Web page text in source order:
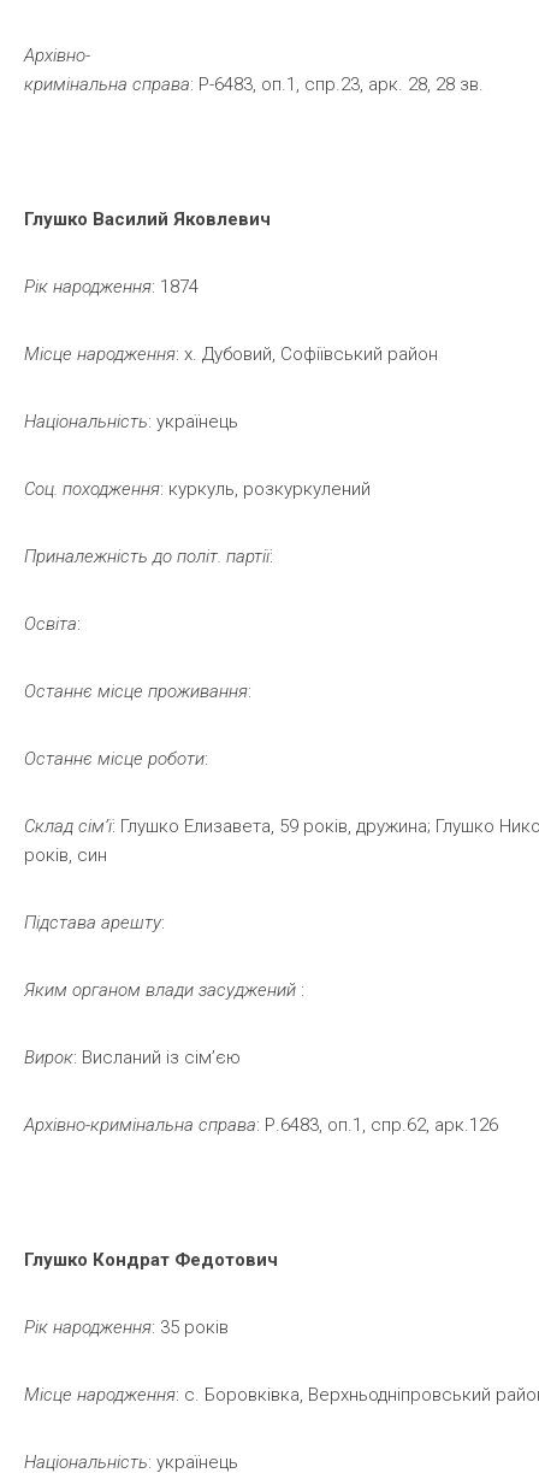
Архівно-
кримінальна справа: Р-6483, оп.1, спр.23, арк. 28, 28 зв.
Глушко Василий Яковлевич
Рік народження: 1874
Місце народження: х. Дубовий, Софіївський район
Національність: українець
Соц. походження: куркуль, розкуркулений
Приналежність до політ. партії:
Освіта:
Останнє місце проживання:
Останнє місце роботи:
Склад сім’ї: Глушко Елизавета, 59 років, дружина; Глушко
років, син
Підстава арешту:
Яким органом влади засуджений :
Вирок: Висланий із сім’єю
Архівно-кримінальна справа: Р.6483, оп.1, спр.62, арк.126
Глушко Кондрат Федотович
Рік народження: 35 років
Місце народження: с. Боровківка, Верхньодніпровський
Національність: українець